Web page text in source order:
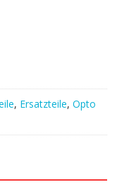
, Ersatzteile, Opto